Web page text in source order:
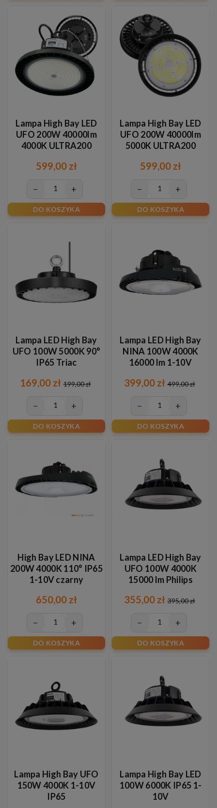
Lampa High Bay LED
UFO 200W 40000lm
4000K ULTRA200
599,00 zł
− +
DO KOSZYKA
Lampa High Bay LED
UFO 200W 40000lm
5000K ULTRA200
599,00 zł
− +
DO KOSZYKA
Lampa LED High Bay
UFO 100W 5000K 90°
IP65 Triac
169,00 zł 199,00 zł
− +
DO KOSZYKA
Lampa LED High Bay
NINA 100W 4000K
16000 lm 1-10V
399,00 zł 499,00 zł
− +
DO KOSZYKA
High Bay LED NINA
200W 4000K 110° IP65
1-10V czarny
650,00 zł
− +
DO KOSZYKA
Lampa LED High Bay
UFO 100W 4000K
15000 lm Philips
355,00 zł 395,00 zł
− +
DO KOSZYKA
Lampa High Bay UFO
150W 4000K 1-10V
IP65
Lampa High Bay LED
100W 6000K IP65 1-
10V